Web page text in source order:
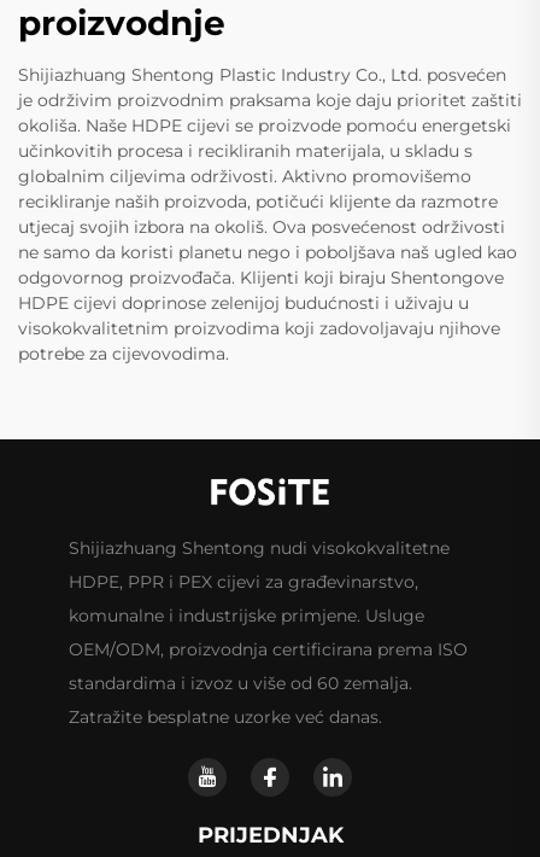
proizvodnje
Shijiazhuang Shentong Plastic Industry Co., Ltd. posvećen
je održivim proizvodnim praksama koje daju prioritet zaštiti
okoliša. Naše HDPE cijevi se proizvode pomoću energetski
učinkovitih procesa i recikliranih materijala, u skladu s
globalnim ciljevima održivosti. Aktivno promovišemo
recikliranje naših proizvoda, potičući klijente da razmotre
utjecaj svojih izbora na okoliš. Ova posvećenost održivosti
ne samo da koristi planetu nego i poboljšava naš ugled kao
odgovornog proizvođača. Klijenti koji biraju Shentongove
HDPE cijevi doprinose zelenijoj budućnosti i uživaju u
visokokvalitetnim proizvodima koji zadovoljavaju njihove
potrebe za cijevovodima.
Shijiazhuang Shentong nudi visokokvalitetne
HDPE, PPR i PEX cijevi za građevinarstvo,
komunalne i industrijske primjene. Usluge
OEM/ODM, proizvodnja certificirana prema ISO
standardima i izvoz u više od 60 zemalja.
Zatražite besplatne uzorke već danas.
PRIJEDNJAK